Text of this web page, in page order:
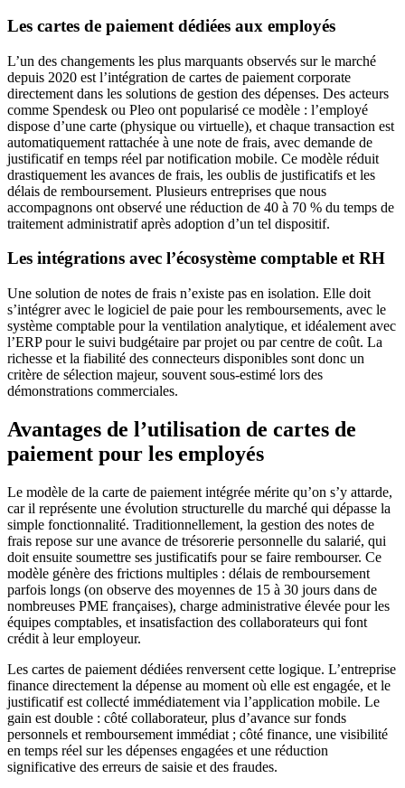
Les cartes de paiement dédiées aux employés
L’un des changements les plus marquants observés sur le marché
depuis 2020 est l’intégration de cartes de paiement corporate
directement dans les solutions de gestion des dépenses. Des acteurs
comme Spendesk ou Pleo ont popularisé ce modèle : l’employé
dispose d’une carte (physique ou virtuelle), et chaque transaction est
automatiquement rattachée à une note de frais, avec demande de
justificatif en temps réel par notification mobile. Ce modèle réduit
drastiquement les avances de frais, les oublis de justificatifs et les
délais de remboursement. Plusieurs entreprises que nous
accompagnons ont observé une réduction de 40 à 70 % du temps de
traitement administratif après adoption d’un tel dispositif.
Les intégrations avec l’écosystème comptable et RH
Une solution de notes de frais n’existe pas en isolation. Elle doit
s’intégrer avec le logiciel de paie pour les remboursements, avec le
système comptable pour la ventilation analytique, et idéalement avec
l’ERP pour le suivi budgétaire par projet ou par centre de coût. La
richesse et la fiabilité des connecteurs disponibles sont donc un
critère de sélection majeur, souvent sous-estimé lors des
démonstrations commerciales.
Avantages de l’utilisation de cartes de
paiement pour les employés
Le modèle de la carte de paiement intégrée mérite qu’on s’y attarde,
car il représente une évolution structurelle du marché qui dépasse la
simple fonctionnalité. Traditionnellement, la gestion des notes de
frais repose sur une avance de trésorerie personnelle du salarié, qui
doit ensuite soumettre ses justificatifs pour se faire rembourser. Ce
modèle génère des frictions multiples : délais de remboursement
parfois longs (on observe des moyennes de 15 à 30 jours dans de
nombreuses PME françaises), charge administrative élevée pour les
équipes comptables, et insatisfaction des collaborateurs qui font
crédit à leur employeur.
Les cartes de paiement dédiées renversent cette logique. L’entreprise
finance directement la dépense au moment où elle est engagée, et le
justificatif est collecté immédiatement via l’application mobile. Le
gain est double : côté collaborateur, plus d’avance sur fonds
personnels et remboursement immédiat ; côté finance, une visibilité
en temps réel sur les dépenses engagées et une réduction
significative des erreurs de saisie et des fraudes.